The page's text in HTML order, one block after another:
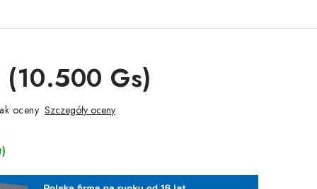
Gs)
oceny Szczegóły oceny